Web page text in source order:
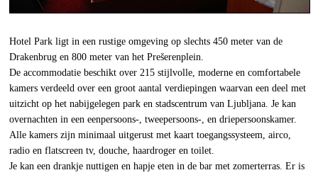
Hotel Park ligt in een rustige omgeving op slechts 450 meter van de
Drakenbrug en 800 meter van het Prešerenplein.
De accommodatie beschikt over 215 stijlvolle, moderne en comfortabele
kamers verdeeld over een groot aantal verdiepingen waarvan een deel met
uitzicht op het nabijgelegen park en stadscentrum van Ljubljana. Je kan
overnachten in een eenpersoons-, tweepersoons-, en driepersoonskamer.
Alle kamers zijn minimaal uitgerust met kaart toegangssysteem, airco,
radio en flatscreen tv, douche, haardroger en toilet.
Je kan een drankje nuttigen en hapje eten in de bar met zomerterras. Er is